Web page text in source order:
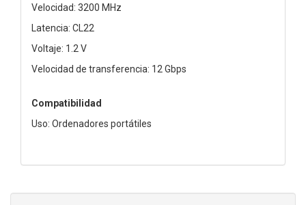
Velocidad: 3200 MHz
Latencia: CL22
Voltaje: 1.2 V
Velocidad de transferencia: 12 Gbps
Compatibilidad
Uso: Ordenadores portátiles